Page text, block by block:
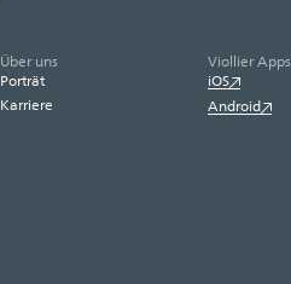
Über uns
Porträt
Karriere
Viollier Apps
iOS
Android